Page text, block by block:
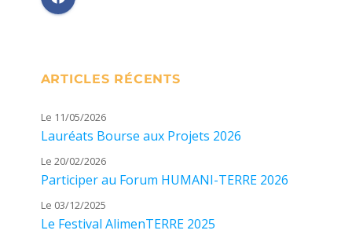
ARTICLES RÉCENTS
Le 11/05/2026
Lauréats Bourse aux Projets 2026
Le 20/02/2026
Participer au Forum HUMANI-TERRE 2026
Le 03/12/2025
Le Festival AlimenTERRE 2025